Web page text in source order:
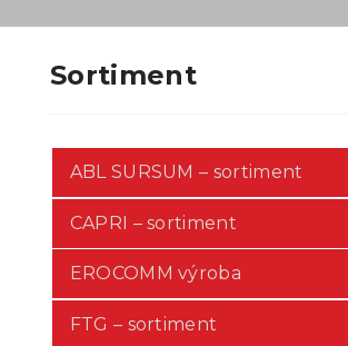
Sortiment
ABL SURSUM – sortiment
CAPRI – sortiment
EROCOMM výroba
FTG – sortiment